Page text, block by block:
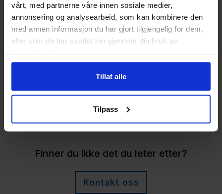
vårt, med partnerne våre innen sosiale medier,
annonsering og analysearbeid, som kan kombinere den
med annen informasjon du har gjort tilgjengelig for dem,
eller som de har samlet inn gjennom din bruk av
Tillat alle
Tilpass
Tilbake
Finner du ikke det du leter etter?
Kontakt oss